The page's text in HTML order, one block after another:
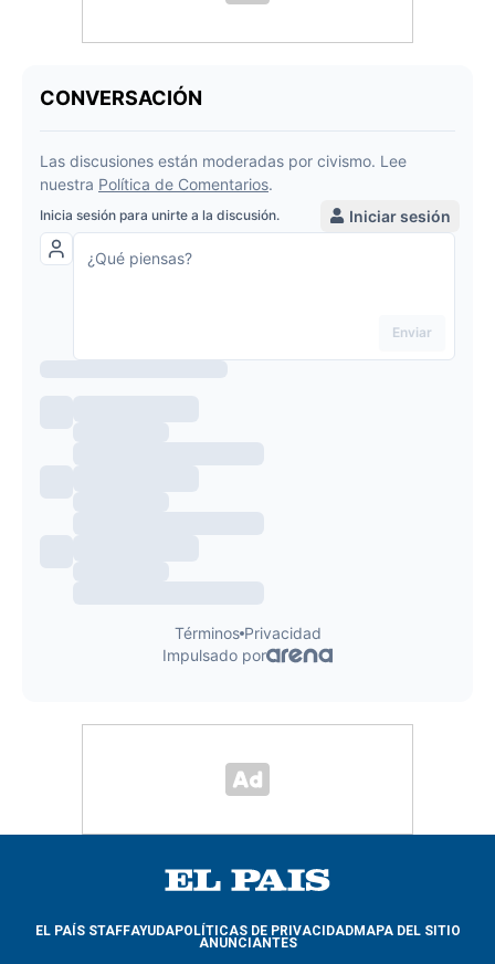
EL PAÍS STAFFAYUDAPOLÍTICAS DE PRIVACIDADMAPA DEL SITIO
ANUNCIANTES